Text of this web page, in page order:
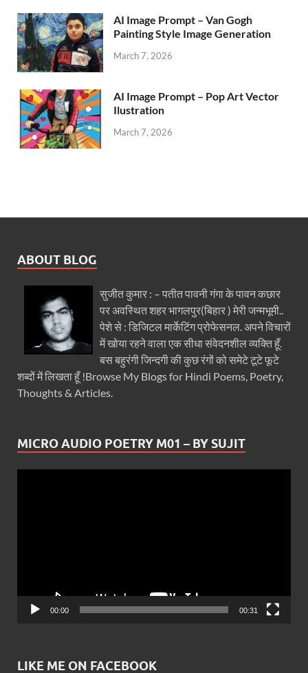
AI Image Prompt – Van Gogh
Painting Style Image Generation
March 7, 2026
AI Image Prompt – Pop Art Vector
Ilustration
March 7, 2026
ABOUT BLOG
सुजीत कुमार : – पतीत पावनी गंगा के पावन कछार
पर अवस्थित शहर भागलपुर(बिहार ) मेरी जन्मभूमी..
पेशे से : डिजिटल मार्केटिंग प्रोफेसनल. अपने विचारों
में खोया रहने वाला एक सीधा संवेदनशील व्यक्ति हूँ.
बस बहुरंगी जिन्दगी की कुछ रंगों को समेटे टूटे फूटे
शब्दों में लिखता हूँ !Browse My Blogs for Hindi Poems, Poetry,
Thoughts & Articles.
MICRO AUDIO POETRY M01 – BY SUJIT
00:00 00:31
LIKE ME ON FACEBOOK